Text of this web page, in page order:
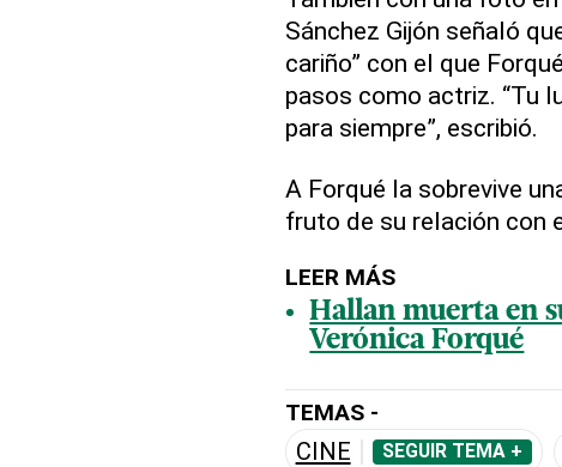
Sánchez Gijón señaló
cariño” con el que
pasos como actriz. “Tu
para siempre”, escribió.
A Forqué la sobrevive
fruto de su relación con
LEER MÁS
Hallan muerta en
Verónica Forqué
TEMAS -
CINE SEGUIR TEMA +